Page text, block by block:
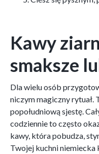
Kawy
smaksze
Dla wielu osób
niczym magiczny rytuał.
popołudniową sjestę.
codziennie to często
kawy, która pobudza,
Twojej kuchni niemiecka